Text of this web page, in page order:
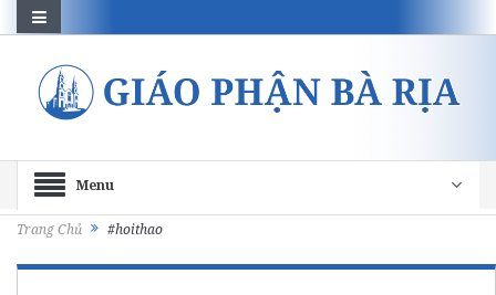
Menu
Trang Chủ #hoithao